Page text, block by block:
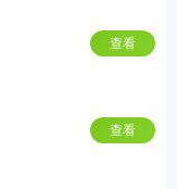
查看
查看